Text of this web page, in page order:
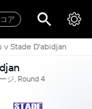
ア
v Stade D'abidjan
ジ, Round 4